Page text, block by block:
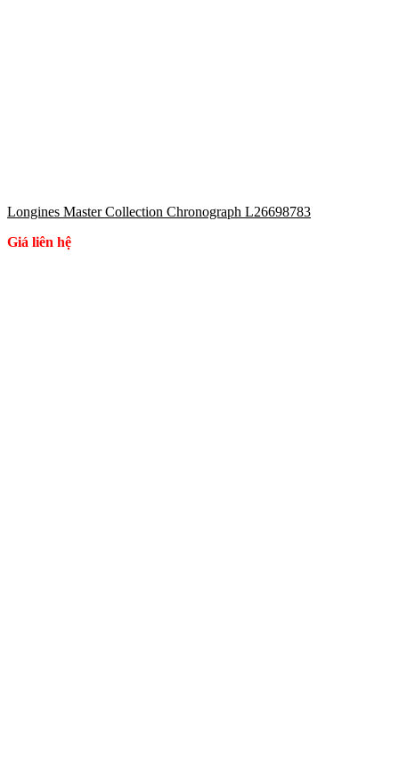
Longines Master Collection Chronograph L26698783
Giá liên hệ